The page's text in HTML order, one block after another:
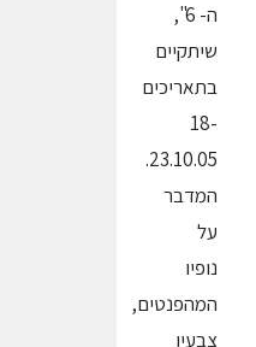
ה- 6",
שיתקיים
בתאריכים
18-
23.10.05.
המדבר
על
נופיו
המהפנטים,
צבעיו